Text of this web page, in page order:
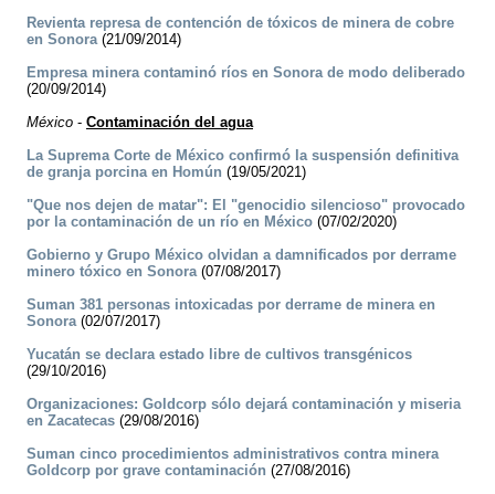
Revienta represa de contención de tóxicos de minera de cobre
en Sonora(21/09/2014)
Empresa minera contaminó ríos en Sonora de modo deliberado
(20/09/2014)
México - Contaminación del agua
La Suprema Corte de México confirmó la suspensión definitiva
de granja porcina en Homún (19/05/2021)
"Que nos dejen de matar": El "genocidio silencioso" provocado
por la contaminación de un río en México (07/02/2020)
Gobierno y Grupo México olvidan a damnificados por derrame
minero tóxico en Sonora(07/08/2017)
Suman 381 personas intoxicadas por derrame de minera en
Sonora(02/07/2017)
Yucatán se declara estado libre de cultivos transgénicos
(29/10/2016)
Organizaciones: Goldcorp sólo dejará contaminación y miseria
en Zacatecas (29/08/2016)
Suman cinco procedimientos administrativos contra minera
Goldcorp por grave contaminación (27/08/2016)